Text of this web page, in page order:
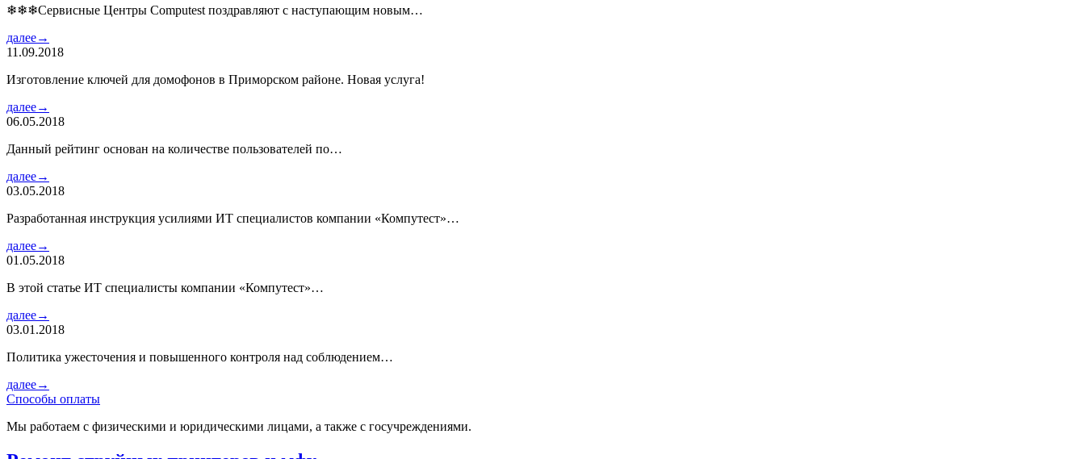
❄❄❄Сервисные Центры Computest поздравляют с наступающим новым…
далее→
11.09.2018
Изготовление ключей для домофонов в Приморском районе. Новая услуга!
далее→
06.05.2018
Данный рейтинг основан на количестве пользователей по…
далее→
03.05.2018
Разработанная инструкция усилиями ИТ специалистов компании «Компутест»…
далее→
01.05.2018
В этой статье ИТ специалисты компании «Компутест»…
далее→
03.01.2018
Политика ужесточения и повышенного контроля над соблюдением…
далее→
Способы оплаты
Мы работаем с физическими и юридическими лицами, а также с госучреждениями.